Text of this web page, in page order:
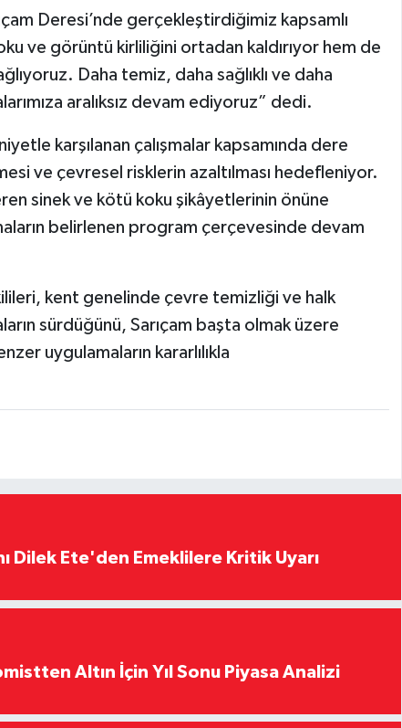
Deresi’nde gerçekleştirdiğimiz kapsamlı
ve görüntü kirliliğini ortadan kaldırıyor hem de
Daha temiz, daha sağlıklı ve daha
aralıksız devam ediyoruz” dedi.
karşılanan çalışmalar kapsamında dere
ve çevresel risklerin azaltılması hedefleniyor.
sinek ve kötü koku şikâyetlerinin önüne
belirlenen program çerçevesinde devam
kent genelinde çevre temizliği ve halk
sürdüğünü, Sarıçam başta olmak üzere
uygulamaların kararlılıkla
Dilek Ete'den Emeklilere Kritik Uyarı
Altın İçin Yıl Sonu Piyasa Analizi